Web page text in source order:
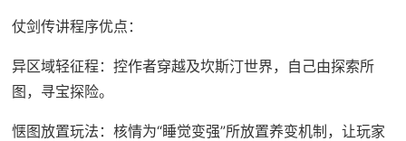
仗剑传讲程序优点：
异区域轻征程：控作者穿越及坎斯汀世界，自己由探索所
图，寻宝探险。
惬图放置玩法：核情为“睡觉变强”所放置养变机制，让玩家